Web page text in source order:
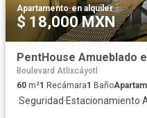
Apartamento·en alquiler
$ 18,000 MXN
PentHouse Amueblado
Boulevard Atlixcáyotl
60 m²1 Recámara1 Baño
·Seguridad·Estacionamiento·